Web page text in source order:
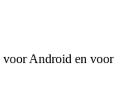
voor Android en voor